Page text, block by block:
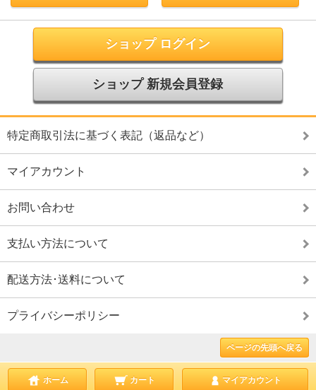
ショップ ログイン
ショップ 新規会員登録
特定商取引法に基づく表記（返品など）
マイアカウント
お問い合わせ
支払い方法について
配送方法･送料について
プライバシーポリシー
ページの先頭へ戻る
ホーム カート マイアカウント